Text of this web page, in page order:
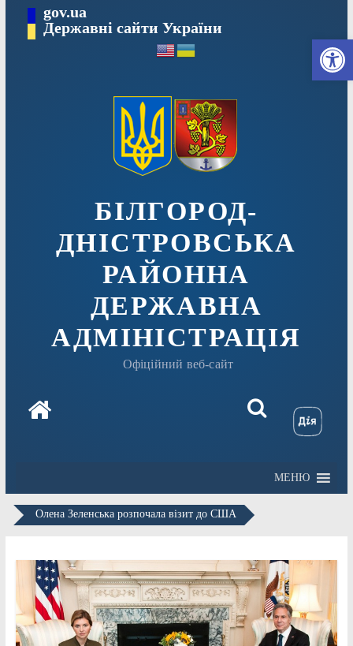
вмісту
gov.ua
Державні сайти України
БІЛГОРОД-
ДНІСТРОВСЬКА
РАЙОННА
ДЕРЖАВНА
АДМІНІСТРАЦІЯ
Офіційний веб-сайт
МЕНЮ
Олена Зеленська розпочала візит до США